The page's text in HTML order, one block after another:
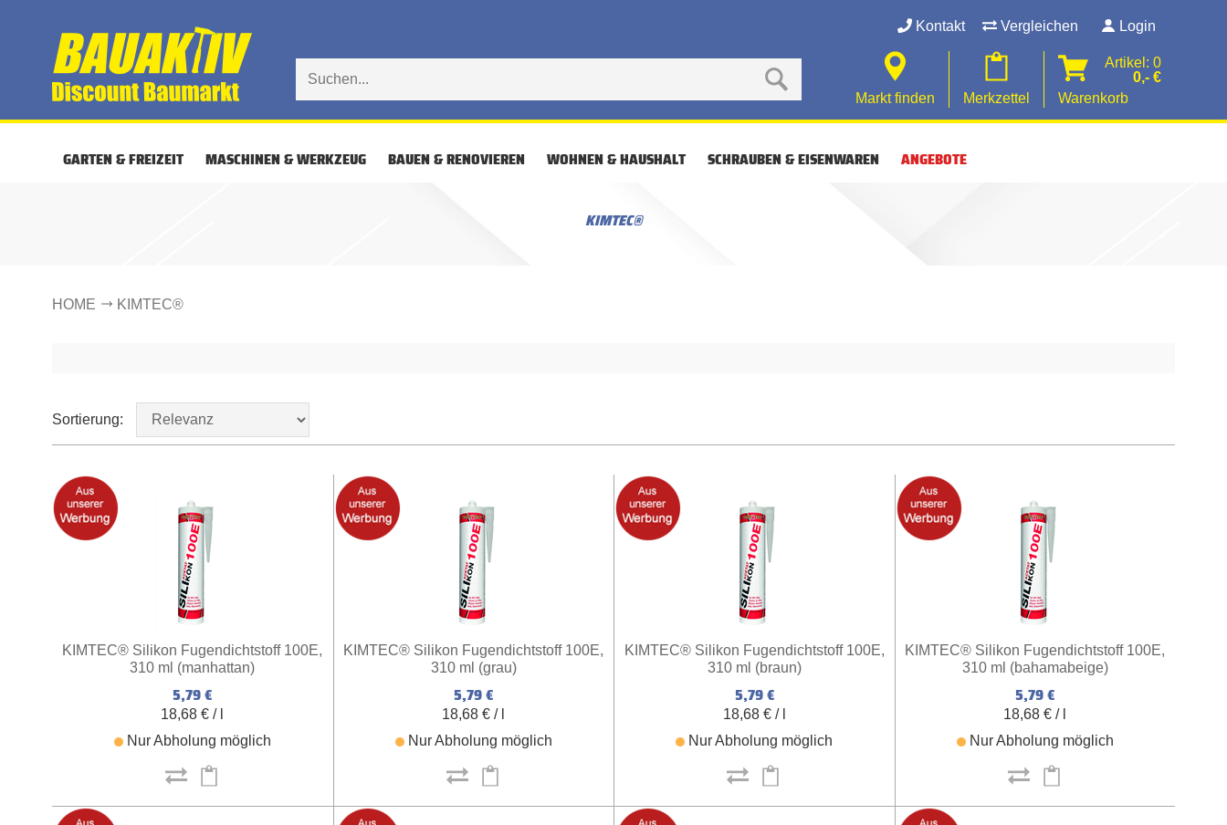
Kontakt Vergleichen Login
Markt finden Merkzettel
Artikel: 0
0,- €
Warenkorb
GARTEN & FREIZEIT MASCHINEN & WERKZEUG BAUEN & RENOVIEREN WOHNEN & HAUSHALT SCHRAUBEN & EISENWAREN ANGEBOTE
KIMTEC®
HOME KIMTEC®
Sortierung:
KIMTEC® Silikon Fugendichtstoff 100E,
310 ml (manhattan)
5,79 €
18,68 € / l
Nur Abholung möglich
KIMTEC® Silikon Fugendichtstoff 100E,
310 ml (grau)
5,79 €
18,68 € / l
Nur Abholung möglich
KIMTEC® Silikon Fugendichtstoff 100E,
310 ml (braun)
5,79 €
18,68 € / l
Nur Abholung möglich
KIMTEC® Silikon Fugendichtstoff 100E,
310 ml (bahamabeige)
5,79 €
18,68 € / l
Nur Abholung möglich